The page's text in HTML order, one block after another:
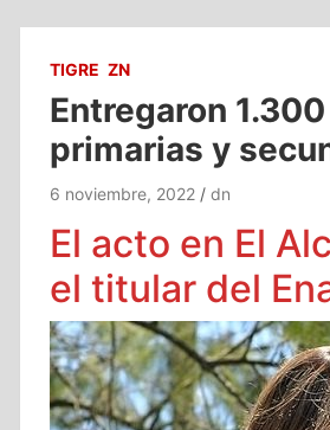
TIGRE ZN
Entregaron
primarias y
6 noviembre, 2022 dn
El acto en El
el titular del